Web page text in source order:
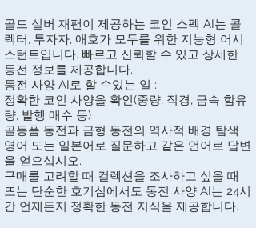
골드 실버 재팬이 제공하는 코인 스펙 AI는 콜
렉터, 투자자, 애호가 모두를 위한 지능형 어시
스턴트입니다. 빠르고 신뢰할 수 있고 상세한
동전 정보를 제공합니다.
동전 사양 AI로 할 수있는 일 :
정확한 코인 사양을 확인(중량, 직경, 금속 함유
량, 발행 매수 등)
골동품 동전과 금형 동전의 역사적 배경 탐색
영어 또는 일본어로 질문하고 같은 언어로 답변
을 얻으십시오.
구매를 고려할 때 컬렉션을 조사하고 싶을 때
또는 단순한 호기심에서도 동전 사양 AI는 24시
간 언제든지 정확한 동전 지식을 제공합니다.